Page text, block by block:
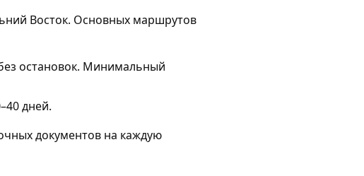
Восток. Основных маршрутов
остановок. Минимальный
дней.
документов на каждую